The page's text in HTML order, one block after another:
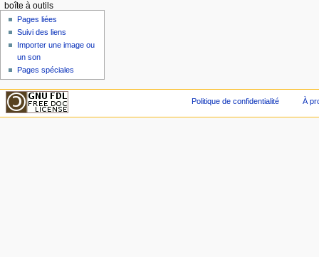
boîte à outils
Pages liées
Suivi des liens
Importer une image ou
un son
Pages spéciales
Politique de confidentialité À